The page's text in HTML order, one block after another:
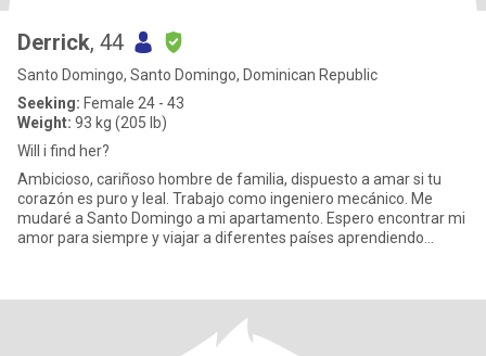
Derrick, 44
Santo Domingo, Santo Domingo, Dominican Republic
Seeking: Female 24 - 43
Weight: 93 kg (205 lb)
Will i find her?
Ambicioso, cariñoso hombre de familia, dispuesto a amar si tu
corazón es puro y leal. Trabajo como ingeniero mecánico. Me
mudaré a Santo Domingo a mi apartamento. Espero encontrar mi
amor para siempre y viajar a diferentes países aprendiendo